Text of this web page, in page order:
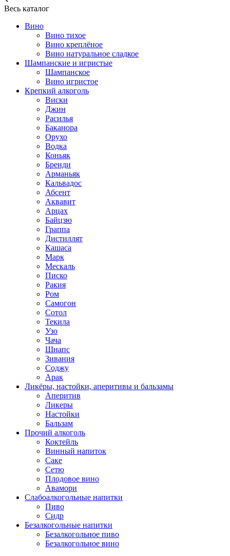
Весь каталог
Вино
Вино тихое
Вино креплёное
Вино натуральное сладкое
Шампанские и игристые
Шампанское
Вино игристое
Крепкий алкоголь
Виски
Джин
Расилья
Баканора
Орухо
Водка
Коньяк
Бренди
Арманьяк
Кальвадос
Абсент
Аквавит
Арцах
Байцзю
Граппа
Дистиллят
Кашаса
Марк
Мескаль
Писко
Ракия
Ром
Самогон
Сотол
Текила
Узо
Чача
Шнапс
Зивания
Соджу
Арак
Ликёры, настойки, аперитивы и бальзамы
Аперитив
Ликеры
Настойки
Бальзам
Прочий алкоголь
Коктейль
Винный напиток
Саке
Сетю
Плодовое вино
Авамори
Слабоалкогольные напитки
Пиво
Сидр
Безалкогольные напитки
Безалкогольное пиво
Безалкогольное вино